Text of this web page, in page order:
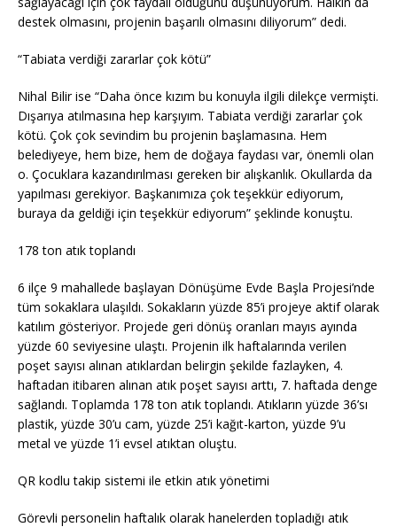
destek olmasını, projenin başarılı olmasını diliyorum” dedi.
“Tabiata verdiği zararlar çok kötü”
Nihal Bilir ise “Daha önce kızım bu konuyla ilgili dilekçe vermişti.
Dışarıya atılmasına hep karşıyım. Tabiata verdiği zararlar çok
kötü. Çok çok sevindim bu projenin başlamasına. Hem
belediyeye, hem bize, hem de doğaya faydası var, önemli olan
o. Çocuklara kazandırılması gereken bir alışkanlık. Okullarda da
yapılması gerekiyor. Başkanımıza çok teşekkür ediyorum,
buraya da geldiği için teşekkür ediyorum” şeklinde konuştu.
178 ton atık toplandı
6 ilçe 9 mahallede başlayan Dönüşüme Evde Başla Projesi’nde
tüm sokaklara ulaşıldı. Sokakların yüzde 85’i projeye aktif olarak
katılım gösteriyor. Projede geri dönüş oranları mayıs ayında
yüzde 60 seviyesine ulaştı. Projenin ilk haftalarında verilen
poşet sayısı alınan atıklardan belirgin şekilde fazlayken, 4.
haftadan itibaren alınan atık poşet sayısı arttı, 7. haftada denge
sağlandı. Toplamda 178 ton atık toplandı. Atıkların yüzde 36’sı
plastik, yüzde 30’u cam, yüzde 25’i kağıt-karton, yüzde 9’u
metal ve yüzde 1’i evsel atıktan oluştu.
QR kodlu takip sistemi ile etkin atık yönetimi
Görevli personelin haftalık olarak hanelerden topladığı atık